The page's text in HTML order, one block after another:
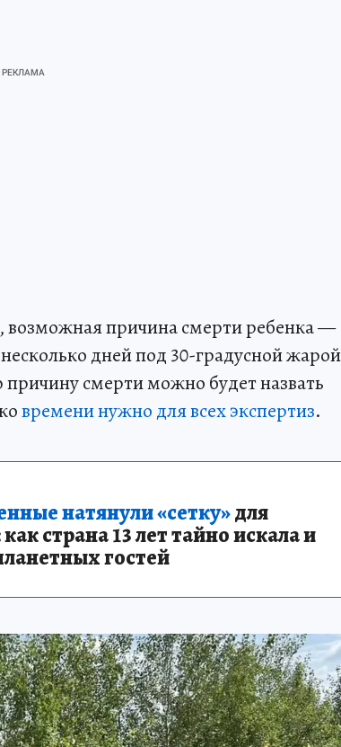
возможная причина смерти ребенка —
дней под 30-градусной
смерти можно будет назвать
времени нужно для всех экспертиз.
натянули «сетку»для
страна 13 лет тайно искала и
гостей